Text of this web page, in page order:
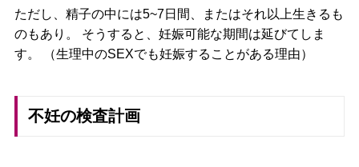
ただし、精子の中には5~7日間、またはそれ以上生きるも
のもあり。 そうすると、妊娠可能な期間は延びてしま
す。 （生理中のSEXでも妊娠することがある理由）
不妊の検査計画